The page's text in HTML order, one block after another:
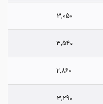
3,050
3,540
2,860
3,290